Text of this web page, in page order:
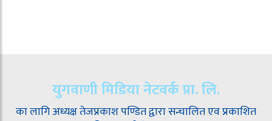
युगवाणी मिडिया नेटवर्क प्रा. लि.
का लागि अध्यक्ष तेजप्रकाश पण्डित द्वारा सन्चालित एव प्रकाशित